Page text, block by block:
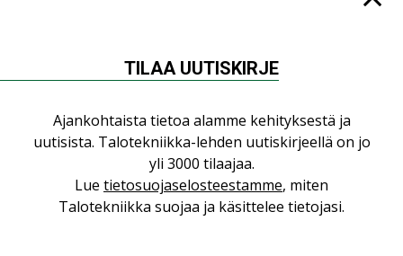
KOLUMNI
Vesi- ja viemärimitoittaminen on
jämähtänyt ajassa paikalleen
MIELIPIDE
TILAA UUTISKIRJE
Ajankohtaista tietoa alamme kehityksestä ja
uutisista. Talotekniikka-lehden uutiskirjeellä on jo
yli 3000 tilaajaa.
Lue tietosuojaselosteestamme, miten
Talotekniikka suojaa ja käsittelee tietojasi.